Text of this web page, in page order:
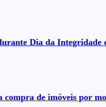
Dia da Integridade
de imóveis por